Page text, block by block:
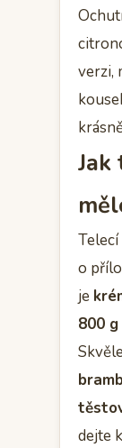
verzi,
Jak
Telecí
o
je
800
dejte